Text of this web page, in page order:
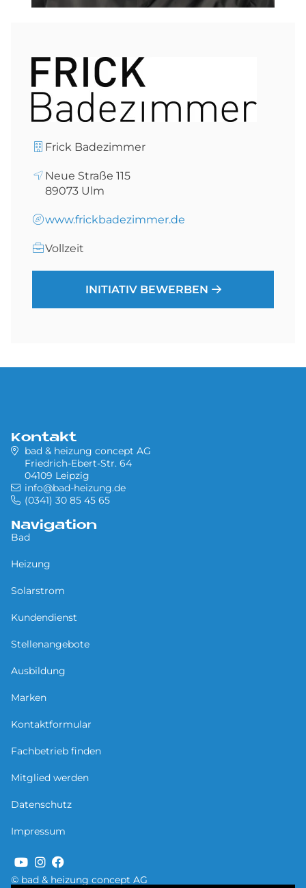
Frick Badezimmer
Neue Straße 115
89073 Ulm
www.frickbadezimmer.de
Vollzeit
INITIATIV BEWERBEN
© bad & heizung concept AG
Kontakt
bad & heizung concept AG
Friedrich-Ebert-Str. 64
04109 Leipzig
info@bad-heizung.de
(0341) 30 85 45 65
Navigation
Bad
Heizung
Solarstrom
Kundendienst
Stellenangebote
Ausbildung
Marken
Kontaktformular
Fachbetrieb finden
Mitglied werden
Datenschutz
Impressum